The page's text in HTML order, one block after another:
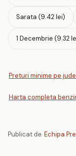
Sarata (9.42 lei)
1 Decembrie (9.32
Preturi minime pe
Harta completa
Publicat de Echipa